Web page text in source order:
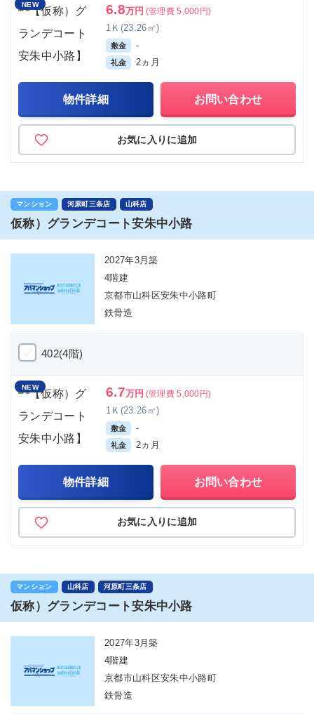
NEW 6.8万円 (管理費 5,000円)
1Ｋ(23.26㎡)
敷金 -
礼金 2ヵ月
物件詳細 お問い合わせ
お気に入りに追加
マンション 河原町三条店 山科店
仮称）グランデコート安朱中小路
2027年3月築
4階建
京都市山科区安朱中小路町
鉄骨造
402(4階)
NEW 6.7万円 (管理費 5,000円)
1Ｋ(23.26㎡)
敷金 -
礼金 2ヵ月
物件詳細 お問い合わせ
お気に入りに追加
マンション 山科店 河原町三条店
仮称）グランデコート安朱中小路
2027年3月築
4階建
京都市山科区安朱中小路町
鉄骨造